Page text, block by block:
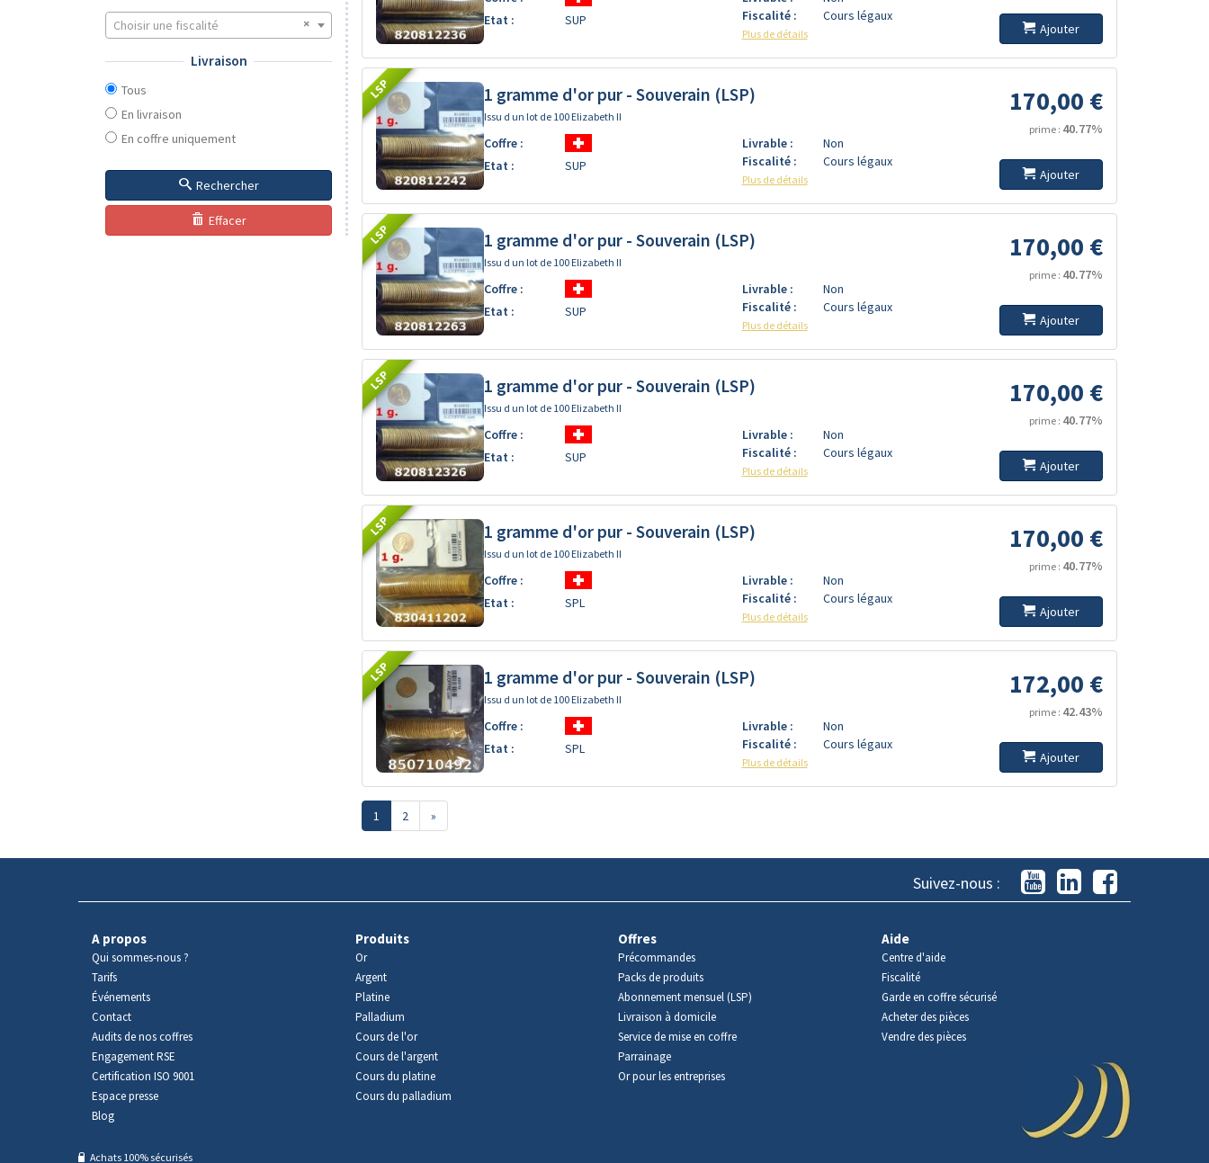
Choisir une fiscalité
Livraison
Tous
En livraison
En coffre uniquement
Rechercher
Effacer
Etat :
SUP
Fiscalité :
Cours légaux
Plus de détails Ajouter
LSP 1 gramme d'or pur - Souverain (LSP)
Issu d un lot de 100 Elizabeth II
Coffre :
Etat :
SUP
Livrable :
Non
Fiscalité :
Cours légaux
Plus de détails
170,00 €
prime : 40.77%
Ajouter
LSP 1 gramme d'or pur - Souverain (LSP)
Issu d un lot de 100 Elizabeth II
Coffre :
Etat :
SUP
Livrable :
Non
Fiscalité :
Cours légaux
Plus de détails
170,00 €
prime : 40.77%
Ajouter
LSP 1 gramme d'or pur - Souverain (LSP)
Issu d un lot de 100 Elizabeth II
Coffre :
Etat :
SUP
Livrable :
Non
Fiscalité :
Cours légaux
Plus de détails
170,00 €
prime : 40.77%
Ajouter
LSP 1 gramme d'or pur - Souverain (LSP)
Issu d un lot de 100 Elizabeth II
Coffre :
Etat :
SPL
Livrable :
Non
Fiscalité :
Cours légaux
Plus de détails
170,00 €
prime : 40.77%
Ajouter
LSP 1 gramme d'or pur - Souverain (LSP)
Issu d un lot de 100 Elizabeth II
Coffre :
Etat :
SPL
Livrable :
Non
Fiscalité :
Cours légaux
Plus de détails
172,00 €
prime : 42.43%
Ajouter
1 2 »
Suivez-nous :
A propos
Qui sommes-nous ?
Tarifs
Événements
Contact
Audits de nos coffres
Engagement RSE
Certification ISO 9001
Espace presse
Blog
Produits
Or
Argent
Platine
Palladium
Cours de l'or
Cours de l'argent
Cours du platine
Cours du palladium
Offres
Précommandes
Packs de produits
Abonnement mensuel (LSP)
Livraison à domicile
Service de mise en coffre
Parrainage
Or pour les entreprises
Aide
Centre d'aide
Fiscalité
Garde en coffre sécurisé
Acheter des pièces
Vendre des pièces
Achats 100% sécurisés